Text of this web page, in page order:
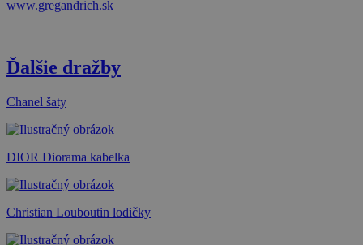
www.gregandrich.sk
Ďalšie dražby
Chanel šaty
DIOR Diorama kabelka
Christian Louboutin lodičky